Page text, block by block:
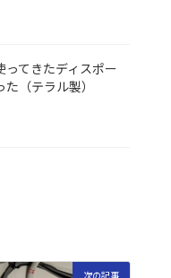
ってきたディスポー
（テラル製）
次の記事